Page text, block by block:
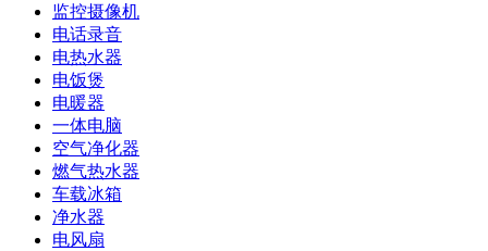
监控摄像机
电话录音
电热水器
电饭煲
电暖器
一体电脑
空气净化器
燃气热水器
车载冰箱
净水器
电风扇